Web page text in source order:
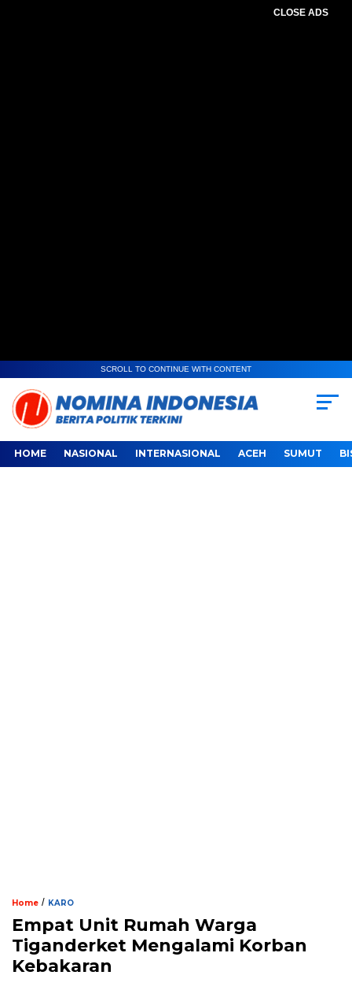
CLOSE ADS
SCROLL TO CONTINUE WITH CONTENT
HOME NASIONAL INTERNASIONAL ACEH SUMUT
Home / KARO
Empat Unit Rumah Warga
Tiganderket Mengalami Korban
Kebakaran